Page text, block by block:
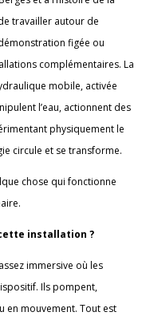
travailler autour de
figée ou
complémentaires. La
mobile, activée
l’eau, actionnent des
physiquement le
circule et se transforme.
chose qui fonctionne
installation ?
immersive où les
Ils pompent,
en mouvement. Tout est